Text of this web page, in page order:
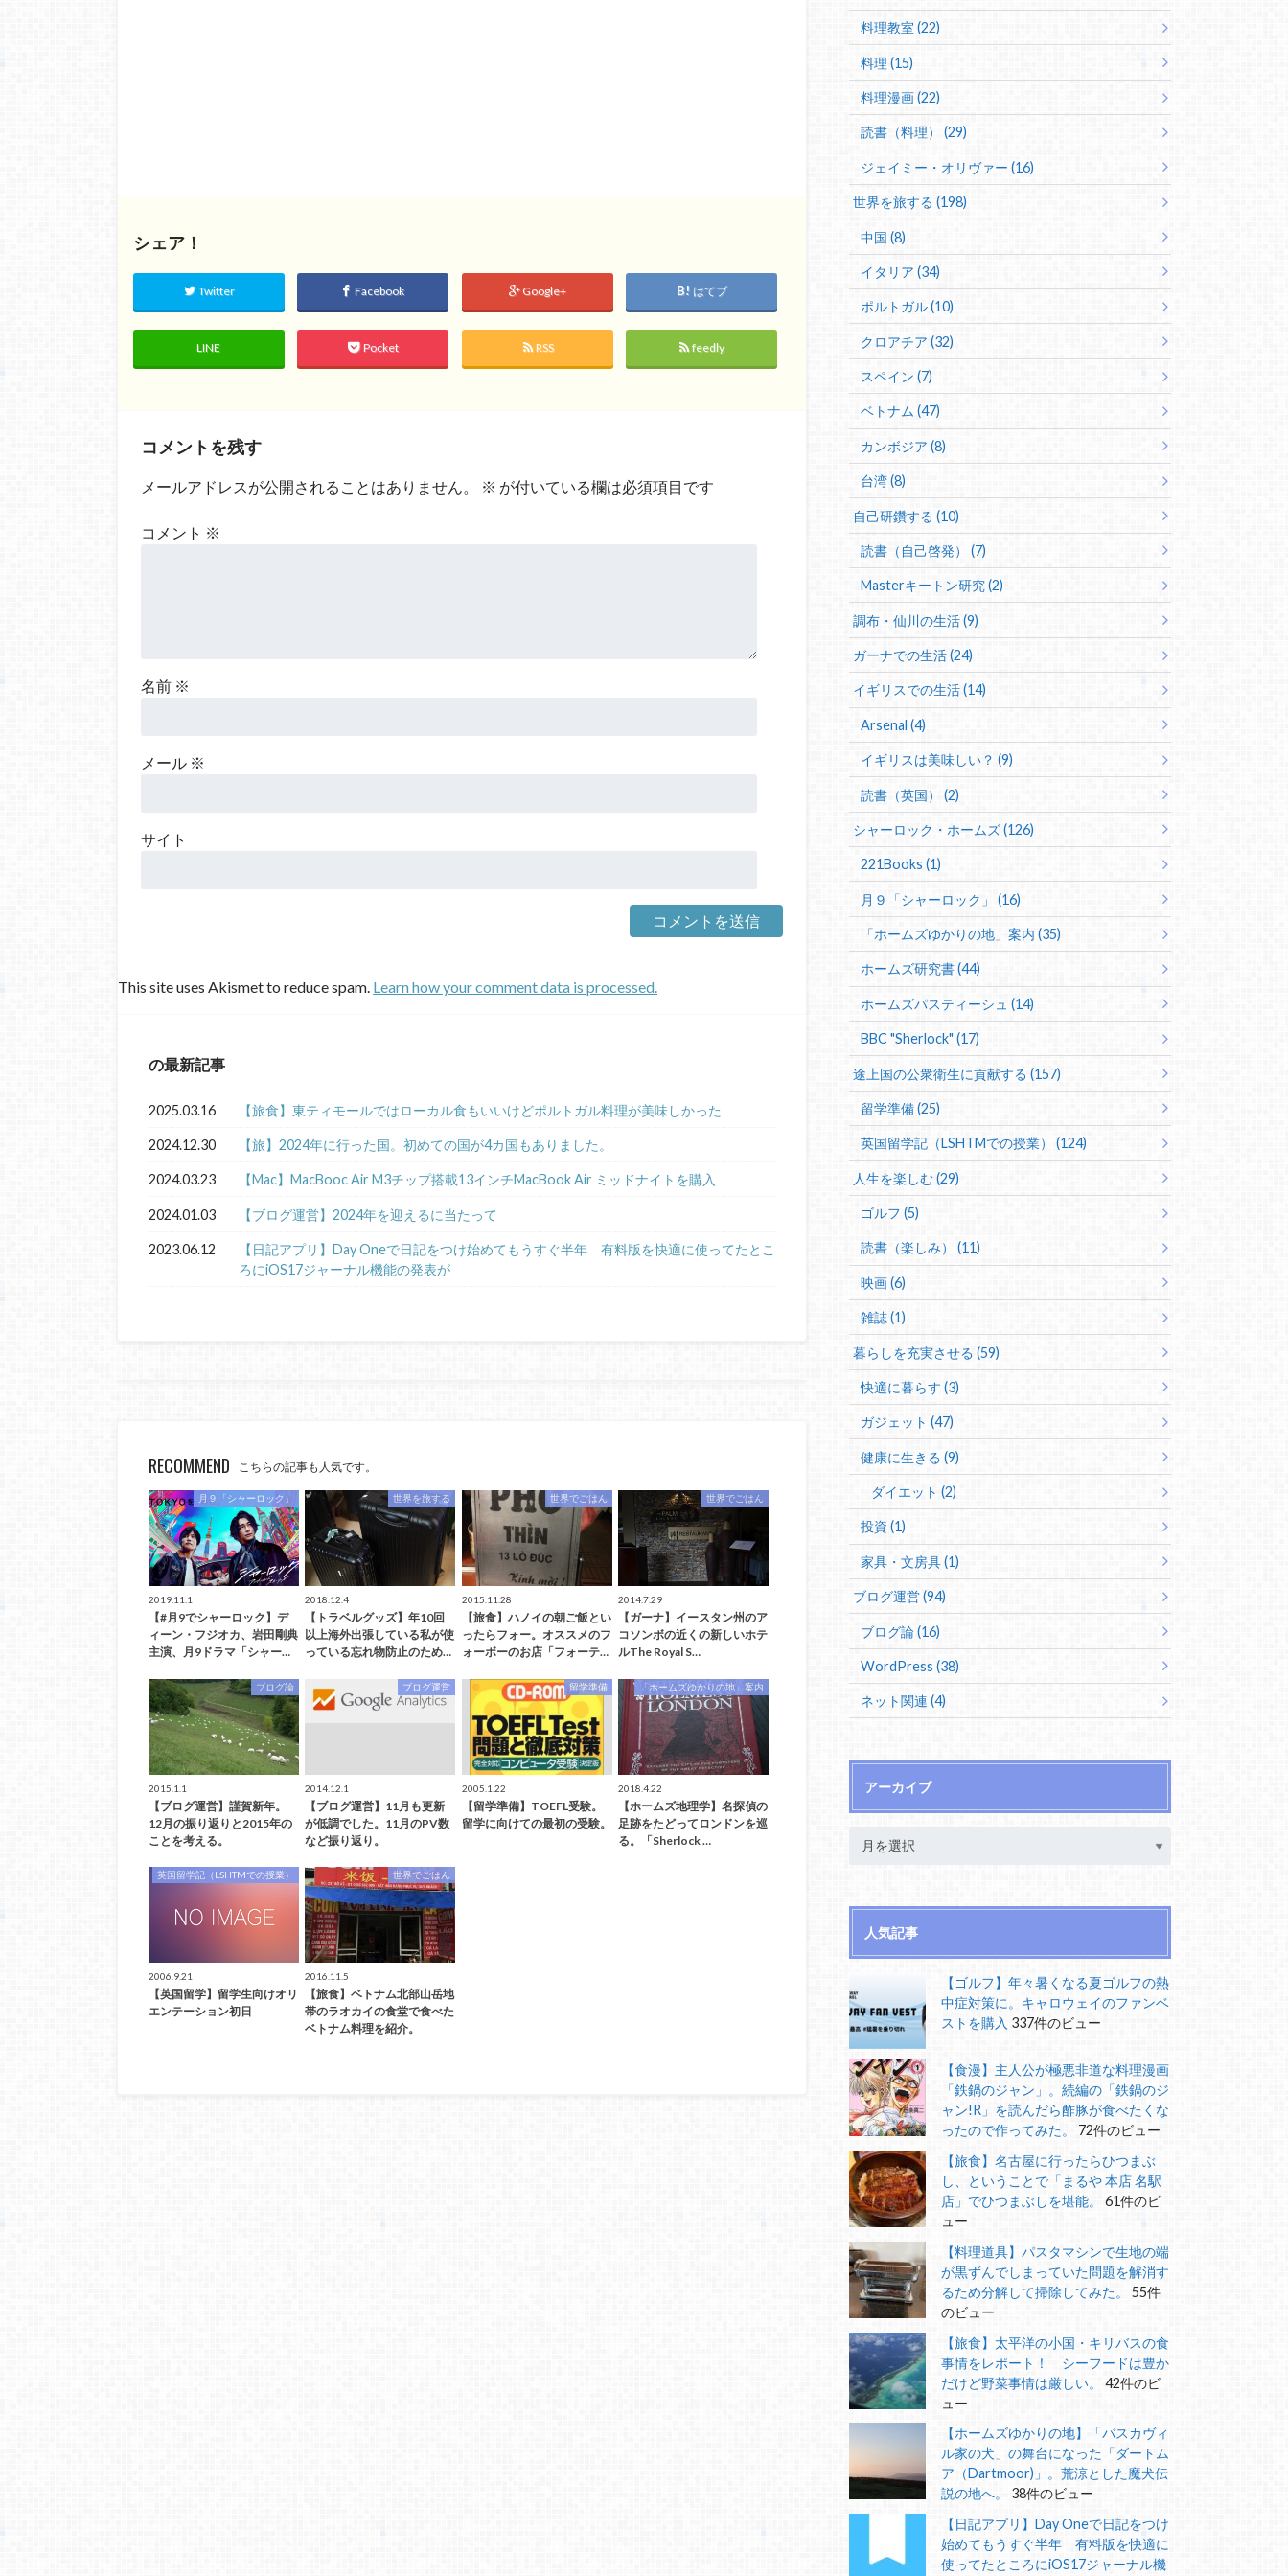
シェア！
Twitter Facebook Google+ はてブ
LINE Pocket RSS feedly
コメントを残す
メールアドレスが公開されることはありません。 ※ が付いている欄は必須項目です
コメント ※
名前 ※
メール ※
サイト
This site uses Akismet to reduce spam. Learn how your comment data is processed.
の最新記事
2025.03.16 【旅食】東ティモールではローカル食もいいけどポルトガル料理が美味しかった
2024.12.30 【旅】2024年に行った国。初めての国が4カ国もありました。
2024.03.23 【Mac】MacBooc Air M3チップ搭載13インチMacBook Air ミッドナイトを購入
2024.01.03 【ブログ運営】2024年を迎えるに当たって
2023.06.12
【日記アプリ】Day Oneで日記をつけ始めてもうすぐ半年 有料版を快適に使ってたとこ
ろにiOS17ジャーナル機能の発表が
RECOMMEND こちらの記事も人気です。
月９「シャーロック」
2019.11.1
【#月9でシャーロック】デ
ィーン・フジオカ、岩田剛典
主演、月9ドラマ「シャー…
世界を旅する
2018.12.4
【トラベルグッズ】年10回
以上海外出張している私が使
っている忘れ物防止のため…
世界でごはん
2015.11.28
【旅食】ハノイの朝ご飯とい
ったらフォー。オススメのフ
ォーボーのお店「フォーテ…
世界でごはん
2014.7.29
【ガーナ】イースタン州のア
コソンボの近くの新しいホテ
ルThe Royal S…
ブログ論
2015.1.1
【ブログ運営】謹賀新年。
12月の振り返りと2015年の
ことを考える。
ブログ運営
2014.12.1
【ブログ運営】11月も更新
が低調でした。11月のPV数
など振り返り。
留学準備
2005.1.22
【留学準備】TOEFL受験。
留学に向けての最初の受験。
「ホームズゆかりの地」案内
2018.4.22
【ホームズ地理学】名探偵の
足跡をたどってロンドンを巡
る。「Sherlock …
英国留学記（LSHTMでの授業）
2006.9.21
【英国留学】留学生向けオリ
エンテーション初日
世界でごはん
2016.11.5
【旅食】ベトナム北部山岳地
帯のラオカイの食堂で食べた
ベトナム料理を紹介。
料理教室 (22)
料理 (15)
料理漫画 (22)
読書（料理） (29)
ジェイミー・オリヴァー (16)
世界を旅する (198)
中国 (8)
イタリア (34)
ポルトガル (10)
クロアチア (32)
スペイン (7)
ベトナム (47)
カンボジア (8)
台湾 (8)
自己研鑽する (10)
読書（自己啓発） (7)
Masterキートン研究 (2)
調布・仙川の生活 (9)
ガーナでの生活 (24)
イギリスでの生活 (14)
Arsenal (4)
イギリスは美味しい？ (9)
読書（英国） (2)
シャーロック・ホームズ (126)
221Books (1)
月９「シャーロック」 (16)
「ホームズゆかりの地」案内 (35)
ホームズ研究書 (44)
ホームズパスティーシュ (14)
BBC "Sherlock" (17)
途上国の公衆衛生に貢献する (157)
留学準備 (25)
英国留学記（LSHTMでの授業） (124)
人生を楽しむ (29)
ゴルフ (5)
読書（楽しみ） (11)
映画 (6)
雑誌 (1)
暮らしを充実させる (59)
快適に暮らす (3)
ガジェット (47)
健康に生きる (9)
ダイエット (2)
投資 (1)
家具・文房具 (1)
ブログ運営 (94)
ブログ論 (16)
WordPress (38)
ネット関連 (4)
アーカイブ
人気記事
【ゴルフ】年々暑くなる夏ゴルフの熱
中症対策に。キャロウェイのファンベ
ストを購入 337件のビュー
【食漫】主人公が極悪非道な料理漫画
「鉄鍋のジャン」。続編の「鉄鍋のジ
ャン!R」を読んだら酢豚が食べたくな
ったので作ってみた。
72件のビュー
【旅食】名古屋に行ったらひつまぶ
し、ということで「まるや 本店 名駅
店」でひつまぶしを堪能。
61件のビ
ュー
【料理道具】パスタマシンで生地の端
が黒ずんでしまっていた問題を解消す
るため分解して掃除してみた。
55件
のビュー
【旅食】太平洋の小国・キリバスの食
事情をレポート！ シーフードは豊か
だけど野菜事情は厳しい。
42件のビ
ュー
【ホームズゆかりの地】「バスカヴィ
ル家の犬」の舞台になった「ダートム
ア（Dartmoor)」。荒涼とした魔犬伝
説の地へ。
38件のビュー
【日記アプリ】Day Oneで日記をつけ
始めてもうすぐ半年 有料版を快適に
使ってたところにiOS17ジャーナル機